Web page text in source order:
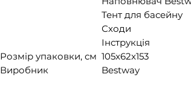
Тент для басейну
Сходи
Інструкція
Розмір упаковки, см 105x62x153
Виробник
Bestway